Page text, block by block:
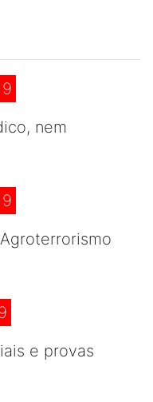
nem
e provas